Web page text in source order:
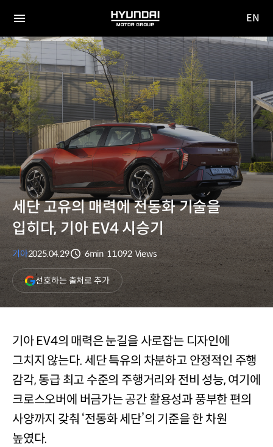
전체
메뉴
HYUNDAI
MOTOR
GROUP
사이
이동
EN
세단 고유의 매력에 전동화 기술을
입히다, 기아 EV4 시승기
기아2025.04.29
분량
6min
조회수
11,092 Views
선호하는 출처로 추가(새
창
열림)
기아 EV4의 매력은 눈길을 사로잡는 디자인에
그치지 않는다. 세단 특유의 차분하고 안정적인 주행
감각, 동급 최고 수준의 주행거리와 전비 성능, 여기에
크로스오버에 버금가는 공간 활용성과 풍부한 편의
사양까지 갖춰 ‘전동화 세단’의 기준을 한 차원
높였다.